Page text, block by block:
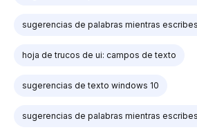
sugerencias de palabras mientras
hoja de trucos de ui: campos de texto
sugerencias de texto windows 10
sugerencias de palabras mientras